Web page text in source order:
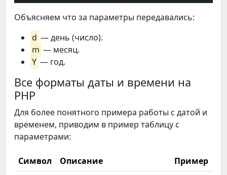
Объясняем что за параметры передавались:
d — день (число).
m — месяц.
Y — год.
Все форматы даты и времени на
PHP
Для более понятного примера работы с датой и
временем, приводим в пример таблицу с
параметрами:
Символ Описание Пример